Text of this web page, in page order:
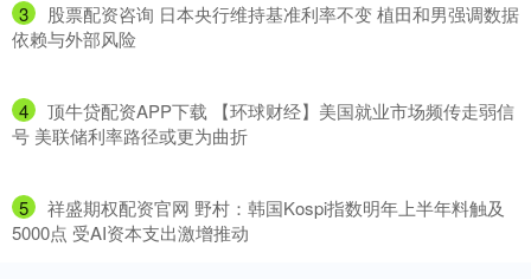
3
​股票配资咨询 日本央行维持基准利率不变 植田和男强调数据
依赖与外部风险
4
​顶牛贷配资APP下载 【环球财经】美国就业市场频传走弱信
号 美联储利率路径或更为曲折
5
​祥盛期权配资官网 野村：韩国Kospi指数明年上半年料触及
5000点 受AI资本支出激增推动